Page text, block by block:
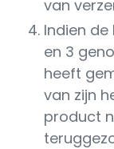
van
Indien
en 3
heeft
van zijn
product